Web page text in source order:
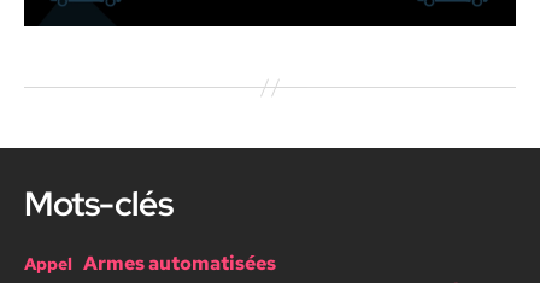
Mots-clés
Appel Armes automatisées